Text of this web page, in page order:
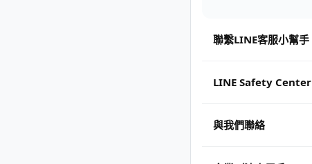
聯繫LINE客服小幫手
LINE Safety Center
與我們聯絡